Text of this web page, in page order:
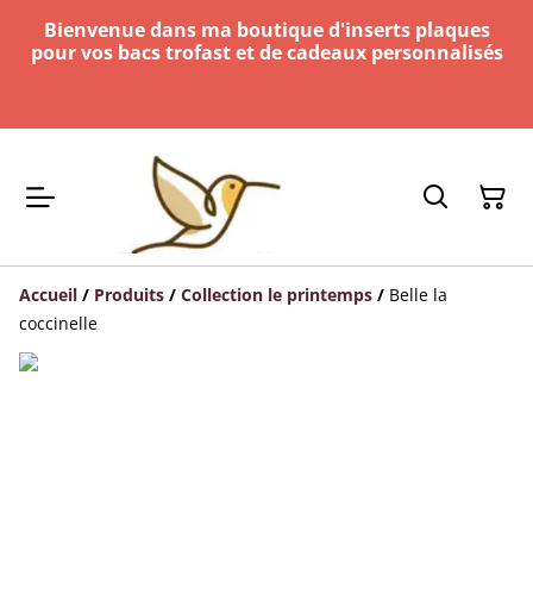
Bienvenue dans ma boutique d'inserts plaques
pour vos bacs trofast et de cadeaux personnalisés
Accueil / Produits / Collection le printemps / Belle la
coccinelle